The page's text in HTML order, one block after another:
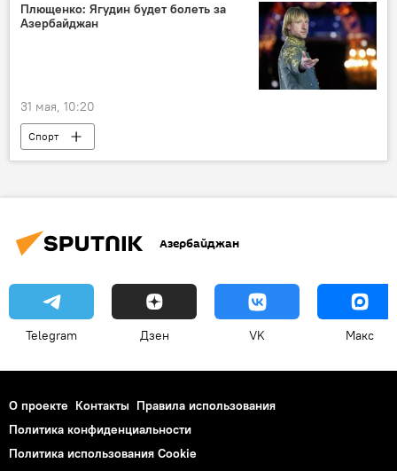
Плющенко: Ягудин будет болеть за
Азербайджан
31 мая, 10:20
Спорт
российский фигурист Евгений Плющенко
Азербайджан
Telegram Дзен VK Макс
О проекте Контакты Правила использования
Политика конфиденциальности
Политика использования Cookie